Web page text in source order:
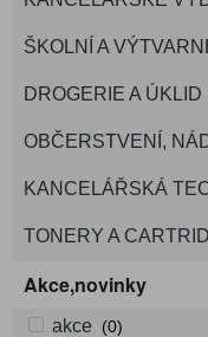
ŠKOLNÍ A
DROGERIE A ÚKLID
OBČERSTVENÍ,
KANCELÁŘSKÁ
TONERY A
Akce,novinky
akce (0)